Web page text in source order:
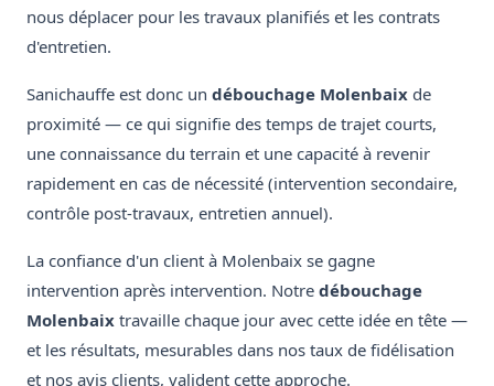
nous déplacer pour les travaux planifiés et les contrats
d'entretien.
Sanichauffe est donc un débouchage Molenbaix de
proximité — ce qui signifie des temps de trajet courts,
une connaissance du terrain et une capacité à revenir
rapidement en cas de nécessité (intervention secondaire,
contrôle post-travaux, entretien annuel).
La confiance d'un client à Molenbaix se gagne
intervention après intervention. Notre débouchage
Molenbaix travaille chaque jour avec cette idée en tête —
et les résultats, mesurables dans nos taux de fidélisation
et nos avis clients, valident cette approche.